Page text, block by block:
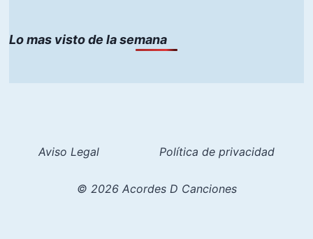
Lo mas visto de la semana
Aviso Legal Política de privacidad
© 2026 Acordes D Canciones